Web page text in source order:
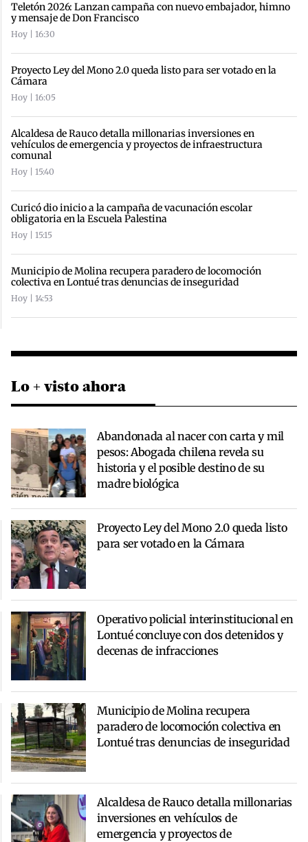
Teletón 2026: Lanzan campaña con nuevo embajador, himno
y mensaje de Don Francisco
Hoy | 16:30
Proyecto Ley del Mono 2.0 queda listo para ser votado en la
Cámara
Hoy | 16:05
Alcaldesa de Rauco detalla millonarias inversiones en
vehículos de emergencia y proyectos de infraestructura
comunal
Hoy | 15:40
Curicó dio inicio a la campaña de vacunación escolar
obligatoria en la Escuela Palestina
Hoy | 15:15
Municipio de Molina recupera paradero de locomoción
colectiva en Lontué tras denuncias de inseguridad
Hoy | 14:53
Lo + visto ahora
Abandonada al nacer con carta y mil
pesos: Abogada chilena revela su
historia y el posible destino de su
madre biológica
Proyecto Ley del Mono 2.0 queda listo
para ser votado en la Cámara
Operativo policial interinstitucional en
Lontué concluye con dos detenidos y
decenas de infracciones
Municipio de Molina recupera
paradero de locomoción colectiva en
Lontué tras denuncias de inseguridad
Alcaldesa de Rauco detalla millonarias
inversiones en vehículos de
emergencia y proyectos de